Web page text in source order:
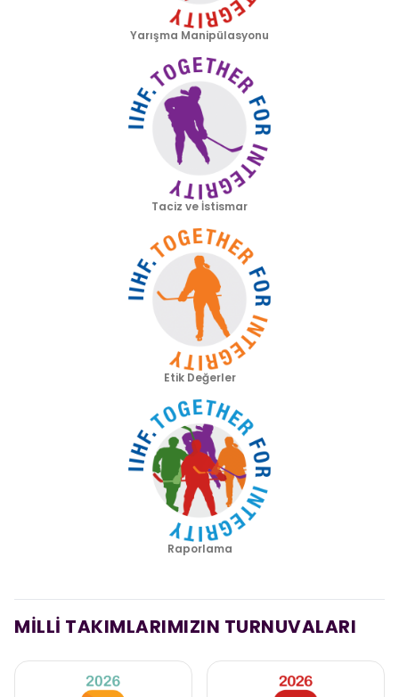
Yarışma Manipülasyonu
Taciz ve İstismar
Etik Değerler
Raporlama
MİLLİ TAKIMLARIMIZIN TURNUVALARI